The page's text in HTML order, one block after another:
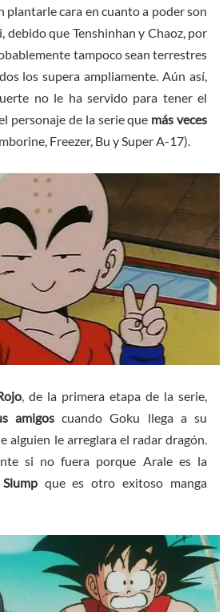
cara en cuanto a poder son
debido que Tenshinhan y Chaoz, por
tampoco sean terrestres
los supera ampliamente. Aún así,
no le ha servido para tener el
personaje de la serie que más veces
Freezer, Bu y Super A-17).
, de la primera etapa de la serie,
amigoscuando Goku llega a su
alguien le arreglara el radar dragón.
si no fuera porque Arale es la
que es otro exitoso manga